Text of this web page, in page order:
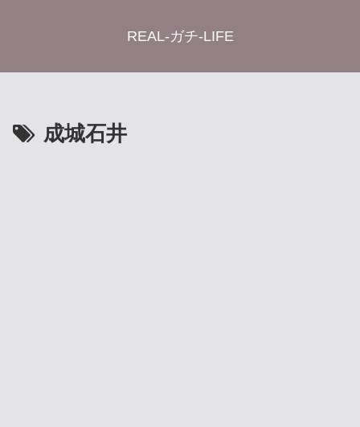
REAL-ガチ-LIFE
成城石井